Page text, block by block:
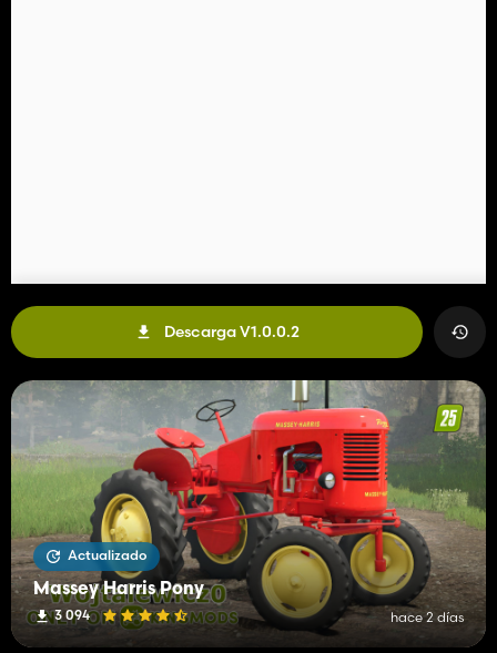
Descarga V1.0.0.2
Actualizado
Massey Harris Pony
3 094 hace 2 días